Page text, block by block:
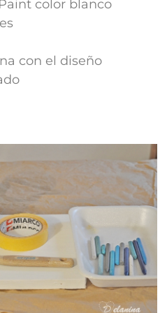
color blanco
con el diseño